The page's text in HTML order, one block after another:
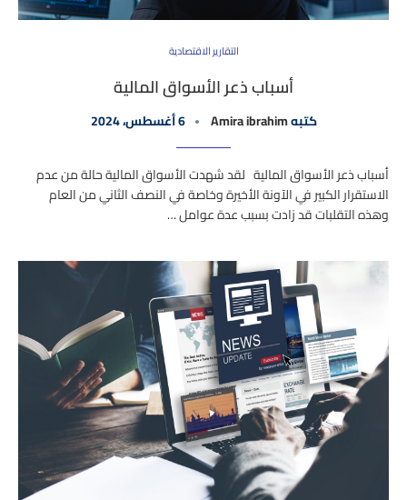
التقارير الاقتصادية
أسباب ذعر الأسواق المالية
كتبهAmira ibrahim 6 أغسطس، 2024
أسباب ذعر الأسواق المالية لقد شهدت الأسواق المالية حالة من عدم
الاستقرار الكبير في الآونة الأخيرة وخاصة في النصف الثاني من العام
وهذه التقلبات قد زادت بسبب عدة عوامل …